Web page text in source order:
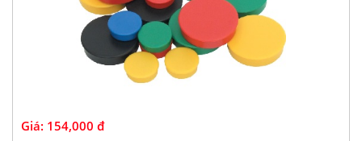
Giá: 154,000 đ